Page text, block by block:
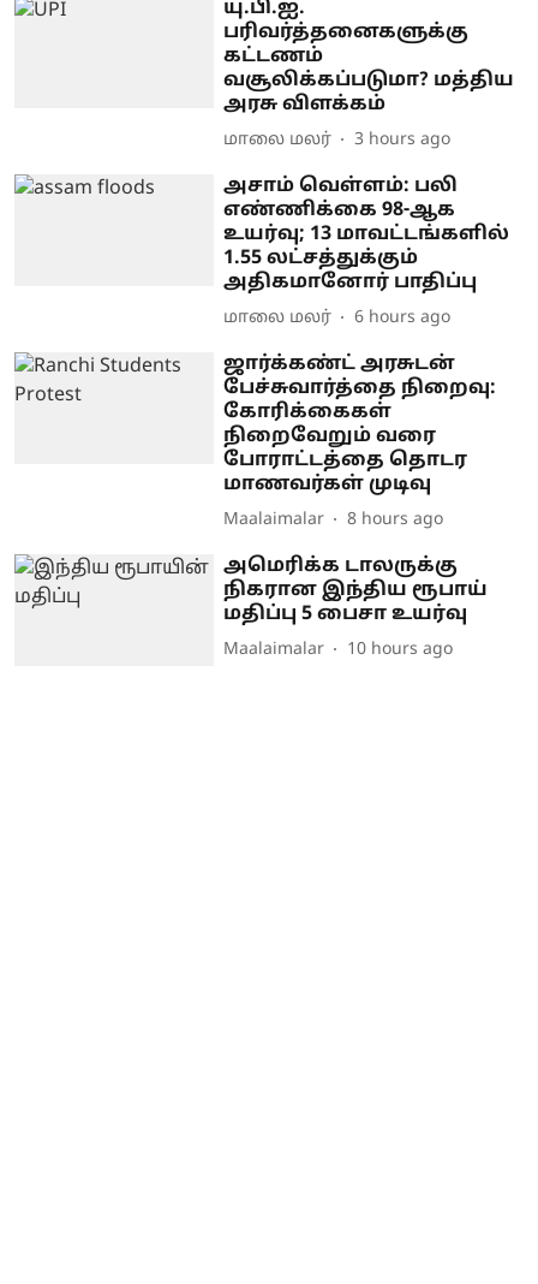
யு.பி.ஐ.
பரிவர்த்தனைகளுக்கு
கட்டணம்
வசூலிக்கப்படுமா? மத்திய
அரசு விளக்கம்
மாலை மலர் 3 hours ago
அசாம் வெள்ளம்: பலி
எண்ணிக்கை 98-ஆக
உயர்வு; 13 மாவட்டங்களில்
1.55 லட்சத்துக்கும்
அதிகமானோர் பாதிப்பு
மாலை மலர் 6 hours ago
ஜார்க்கண்ட் அரசுடன்
பேச்சுவார்த்தை நிறைவு:
கோரிக்கைகள்
நிறைவேறும் வரை
போராட்டத்தை தொடர
மாணவர்கள் முடிவு
Maalaimalar 8 hours ago
அமெரிக்க டாலருக்கு
நிகரான இந்திய ரூபாய்
மதிப்பு 5 பைசா உயர்வு
Maalaimalar 10 hours ago